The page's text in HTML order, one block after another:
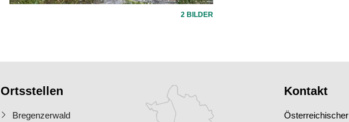
2 BILDER
Ortsstellen
Bregenzerwald
Kontakt
Österreichischer